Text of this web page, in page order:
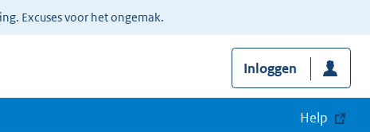
Excuses voor het ongemak.
Inloggen
Help